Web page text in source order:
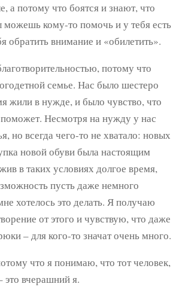
а потому что боятся и знают, что
можешь кому-то помочь и у тебя есть
обратить внимание и «обилетить».
потому что
семье. Нас было шестеро
жили в нужде, и было чувство, что
Несмотря на нужду у нас
но всегда чего-то не хватало: новых
новой обуви была настоящим
в таких условиях долгое время,
пусть даже немного
хотелось это делать. Я получаю
от этого и чувствую, что даже
– для кого-то значат очень много.
что я понимаю, что тот человек,
это вчерашний я.